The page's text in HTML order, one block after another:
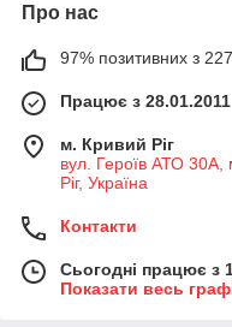
Про нас
97% позитивних з 227
Працює з 28.01.2011
м. Кривий Ріг
вул. Героїв АТО
Ріг, Україна
Контакти
Сьогодні працює з
Показати весь